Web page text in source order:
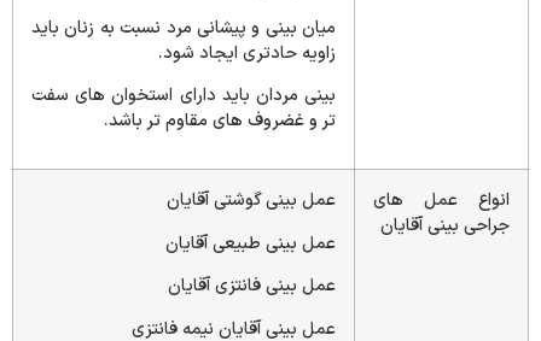
میان بینی و پیشانی مرد نسبت به زنان باید
زاویه حادتری ایجاد شود.
بینی مردان باید دارای استخوان های سفت
تر و غضروف های مقاوم تر باشد.
انواع عمل های
جراحی بینی آقایان
عمل بینی گوشتی آقایان
عمل بینی طبیعی آقایان
عمل بینی فانتزی آقایان
عمل بینی آقایان نیمه فانتزی